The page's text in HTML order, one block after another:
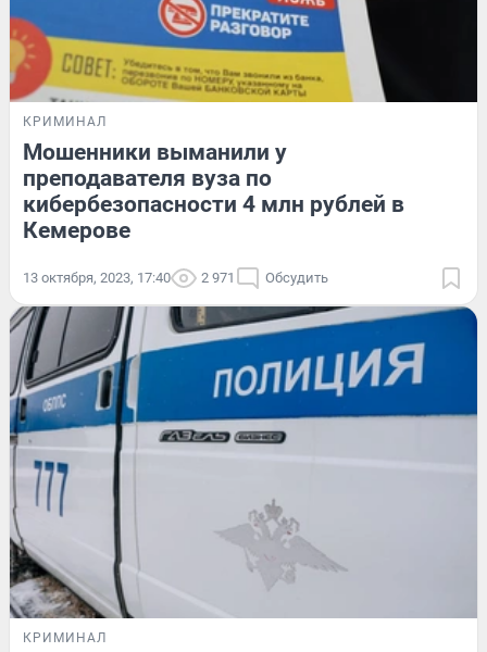
КРИМИНАЛ
Мошенники выманили у
преподавателя вуза по
кибербезопасности 4 млн рублей в
Кемерове
13 октября, 2023, 17:40 2 971 Обсудить
КРИМИНАЛ